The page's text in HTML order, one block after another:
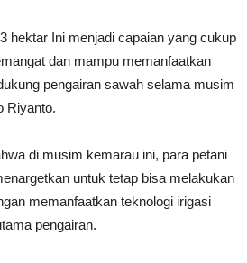
hektar Ini menjadi capaian yang cukup
dan mampu memanfaatkan
pengairan sawah selama musim
Riyanto.
di musim kemarau ini, para petani
untuk tetap bisa melakukan
memanfaatkan teknologi irigasi
pengairan.